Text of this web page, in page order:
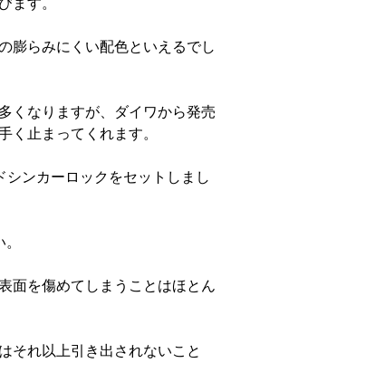
膨らみにくい配色といえるでし
くなりますが、ダイワから発売
く止まってくれます。
ンカーロックをセットしまし
面を傷めてしまうことはほとん
それ以上引き出されないこと